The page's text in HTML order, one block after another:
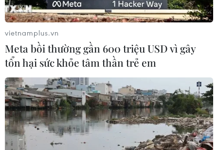
Quân đội Hàn Quốc thông báo Triều
Tiên phóng vật thể chưa xác định
06/08/2026 08:31
Dấu mốc quan trọng trong quan hệ
Việt Nam-Australia
06/08/2026 08:29
vietnamplus.vn
Meta bồi thường gần 600 triệu USD vì gây
tổn hại sức khỏe tâm thần trẻ em